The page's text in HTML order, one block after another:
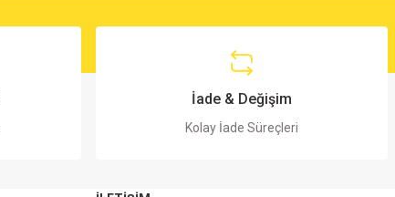
İade & Değişim
Kolay İade Süreçleri